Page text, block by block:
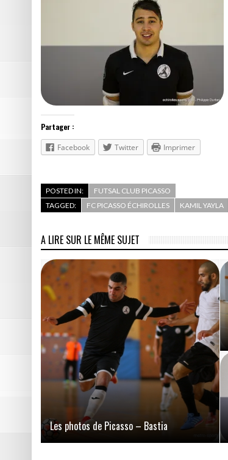
Partager :
Facebook
Twitter Imprimer
POSTED IN:
FUTSAL CLUB PICASSO
TAGGED:
FC PICASSO ÉCHIROLLES KAMIL YAYLA
A LIRE SUR LE MÊME SUJET
Les photos de Picasso – Bastia